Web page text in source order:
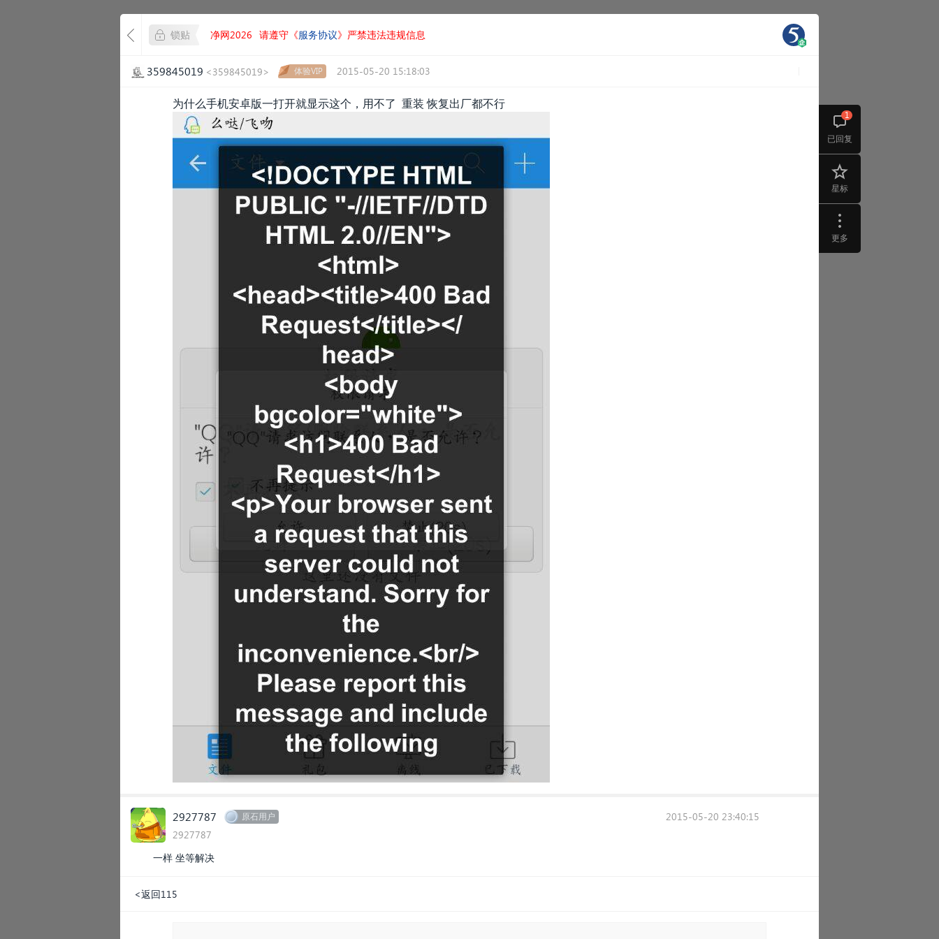
已回复
1
星标
更多
锁贴 净网2026 请遵守《服务协议》严禁违法违规信息
359845019 <359845019> 体验VIP 2015-05-20 15:18:03
为什么手机安卓版一打开就显示这个，用不了 重装 恢复出厂都不行
2927787 原石用户
2927787
2015-05-20 23:40:15
一样 坐等解决
<返回115